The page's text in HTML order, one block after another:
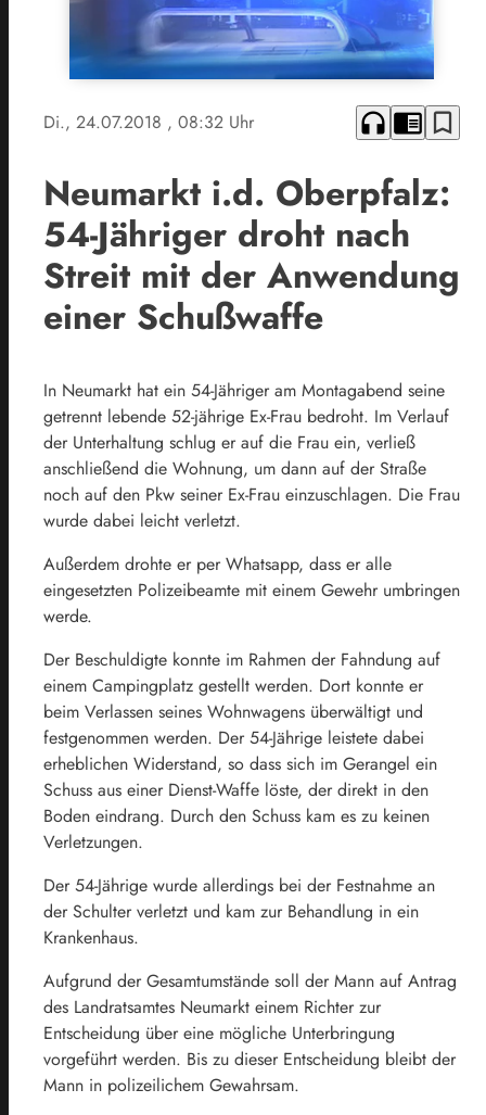
Di., 24.07.2018 , 08:32 Uhr headphones chrome_reader_mode bookmark_border
Neumarkt i.d. Oberpfalz:
54-Jähriger droht nach
Streit mit der Anwendung
einer Schußwaffe
In Neumarkt hat ein 54-Jähriger am Montagabend seine
getrennt lebende 52-jährige Ex-Frau bedroht. Im Verlauf
der Unterhaltung schlug er auf die Frau ein, verließ
anschließend die Wohnung, um dann auf der Straße
noch auf den Pkw seiner Ex-Frau einzuschlagen. Die Frau
wurde dabei leicht verletzt.
Außerdem drohte er per Whatsapp, dass er alle
eingesetzten Polizeibeamte mit einem Gewehr umbringen
werde.
Der Beschuldigte konnte im Rahmen der Fahndung auf
einem Campingplatz gestellt werden. Dort konnte er
beim Verlassen seines Wohnwagens überwältigt und
festgenommen werden. Der 54-Jährige leistete dabei
erheblichen Widerstand, so dass sich im Gerangel ein
Schuss aus einer Dienst-Waffe löste, der direkt in den
Boden eindrang. Durch den Schuss kam es zu keinen
Verletzungen.
Der 54-Jährige wurde allerdings bei der Festnahme an
der Schulter verletzt und kam zur Behandlung in ein
Krankenhaus.
Aufgrund der Gesamtumstände soll der Mann auf Antrag
des Landratsamtes Neumarkt einem Richter zur
Entscheidung über eine mögliche Unterbringung
vorgeführt werden. Bis zu dieser Entscheidung bleibt der
Mann in polizeilichem Gewahrsam.